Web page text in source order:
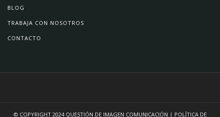
BLOG
TRABAJA CON NOSOTROS
CONTACTO
© COPYRIGHT 2024 QUESTIÓN DE IMAGEN COMUNICACIÓN | POLÍTICA DE